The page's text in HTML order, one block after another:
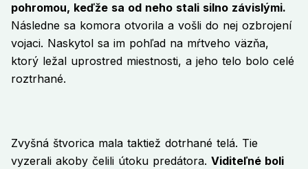
pohromou, keďže sa od neho stali silno závislými.
Následne sa komora otvorila a vošli do nej ozbrojení
vojaci. Naskytol sa im pohľad na mŕtveho väzňa,
ktorý ležal uprostred miestnosti, a jeho telo bolo celé
roztrhané.
Zvyšná štvorica mala taktiež dotrhané telá. Tie
vyzerali akoby čelili útoku predátora. Viditeľné boli